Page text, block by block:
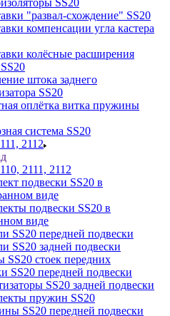
SS20
"развал-схождение" SS20
компенсации угла кастера
колёсные расширения
штока заднего
SS20
оплётка витка пружины
система SS20
2112
2111, 2112
подвески SS20 в
виде
подвески SS20 в
виде
SS20 передней подвески
SS20 задней подвески
SS20 стоек передних
SS20 передней подвески
SS20 задней подвески
пружин SS20
SS20 передней подвески